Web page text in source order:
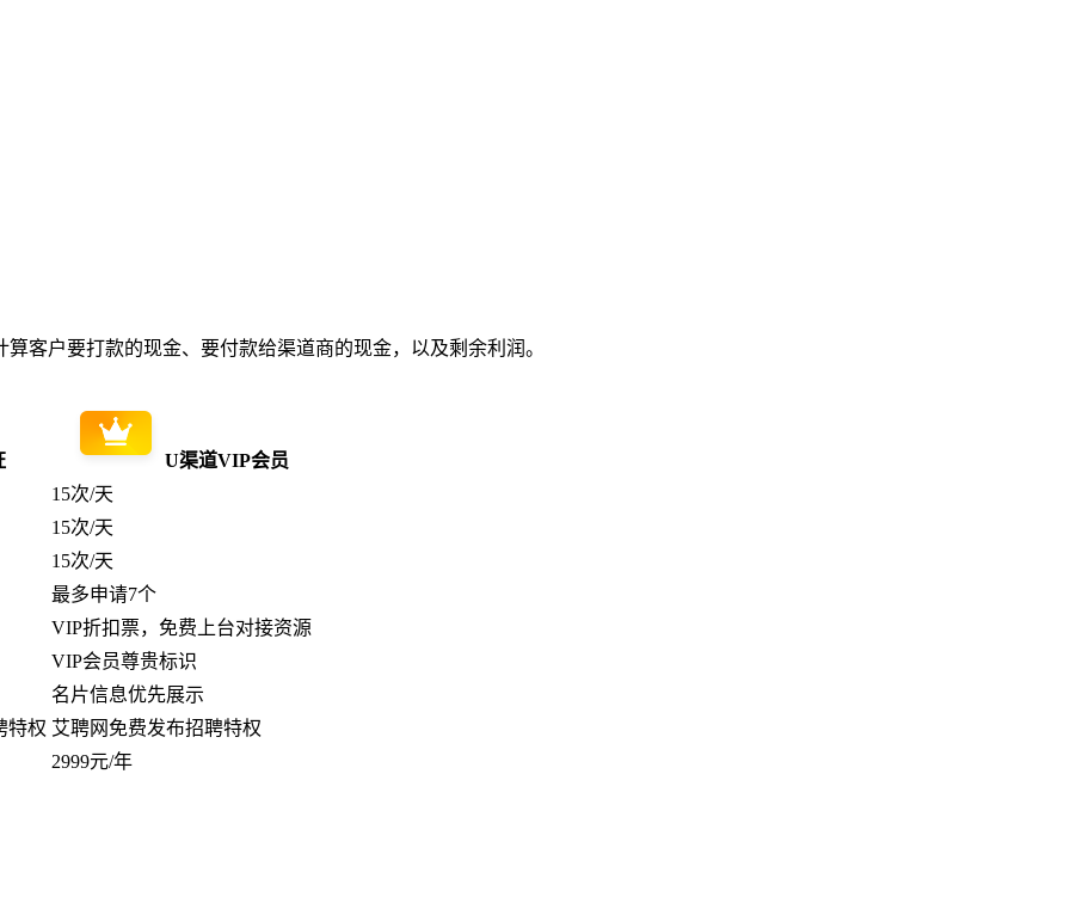
客户要打款的现金、要付款给渠道商的现金，以及剩余利润。
U渠道VIP会员
15次/天
15次/天
15次/天
最多申请7个
VIP折扣票，免费上台对接资源
VIP会员尊贵标识
名片信息优先展示
特权 艾聘网免费发布招聘特权
2999元/年